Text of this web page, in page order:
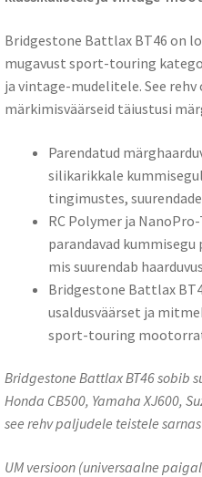
Bridgestone Battlax BT46 on
mugavust sport-touring
ja vintage-mudelitele. See rehv
märkimisväärseid täiustusi
Parendatud
silikarikkale
tingimustes,
RC Polymer ja
parandavad
mis suurendab
Bridgestone Battlax
usaldusväärset ja
sport-touring
Bridgestone Battlax BT46 sobib
Honda CB500, Yamaha XJ600,
see rehv paljudele teistele
UM versioon (universaalne